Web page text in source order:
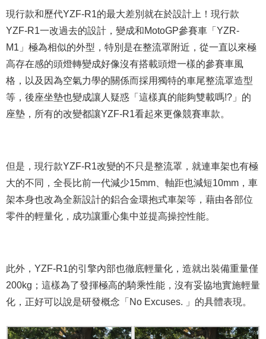
現行款和歷代YZF-R1的最大差別就在於設計上！現行款
YZF-R1一改過去的設計，變成和MotoGP參賽車「YZR-
M1」極為相似的外型，特別是在整流罩附近，從一直以來極
高存在感的頭燈轉變成好像沒有搭載頭燈一樣的參賽車風
格，以及因為空氣力學的關係而採用獨特的車尾整流罩造型
等，後座坐墊也變成讓人疑惑「這樣真的能夠雙載嗎!?」的
座墊，所有的改變都讓YZF-R1看起來更像競賽車款。
但是，現行款YZF-R1改變的不只是整流罩，就連車架也有極
大的不同，全長比前一代減少15mm、軸距也減短10mm，車
架本身也改為全新設計的鋁合金環抱式車架等，藉由各部位
零件的輕量化，成功讓重心集中並提高操控性能。
此外，YZF-R1的引擎內部也徹底輕量化，造就出裝備重量僅
200kg；這樣為了發揮極高的騎乘性能，沒有妥協地實施輕量
化，正好可以說是研發概念「No Excuses. 」的具體表現。